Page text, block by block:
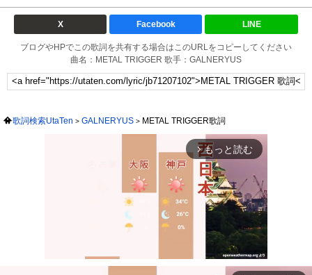
X Facebook LINE
ブログやHPでこの歌詞を共有する場合はこのURLをコピーしてください
曲名：METAL TRIGGER 歌手：GALNERYUS
歌詞検索UtaTen GALNERYUS METAL TRIGGER歌詞
arrow_forward_ios もっと読む